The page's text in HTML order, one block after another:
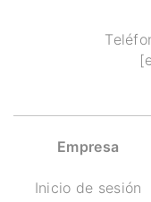
Empresa
Inicio de sesión